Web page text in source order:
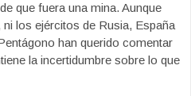
que fuera una mina. Aunque
los ejércitos de Rusia, España
han querido comentar
la incertidumbre sobre lo que